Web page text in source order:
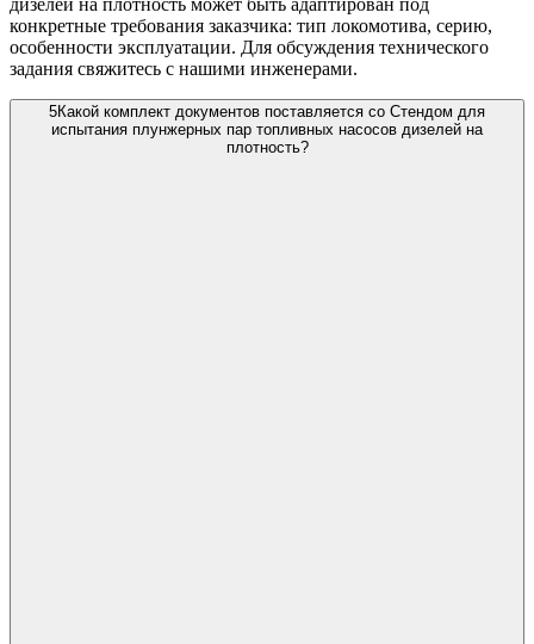
конкретные требования заказчика: тип локомотива, серию,
особенности эксплуатации. Для обсуждения технического
задания свяжитесь с нашими инженерами.
5Какой комплект документов поставляется со Стендом для
испытания плунжерных пар топливных насосов дизелей на
плотность?